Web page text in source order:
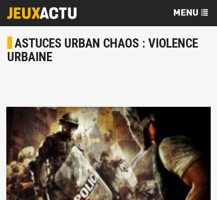
ASTUCES URBAN CHAOS : VIOLENCE
URBAINE